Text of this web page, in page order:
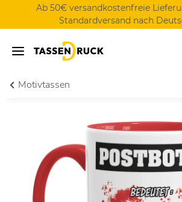
Ab 50€ versandkostenfreie
Standardversand nach
Motivtassen